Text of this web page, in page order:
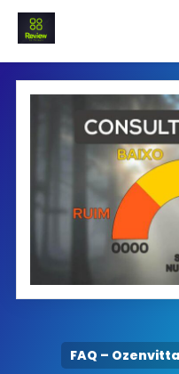
INICIO
Termo e
Política
SOBRE NÓS
FAQ –